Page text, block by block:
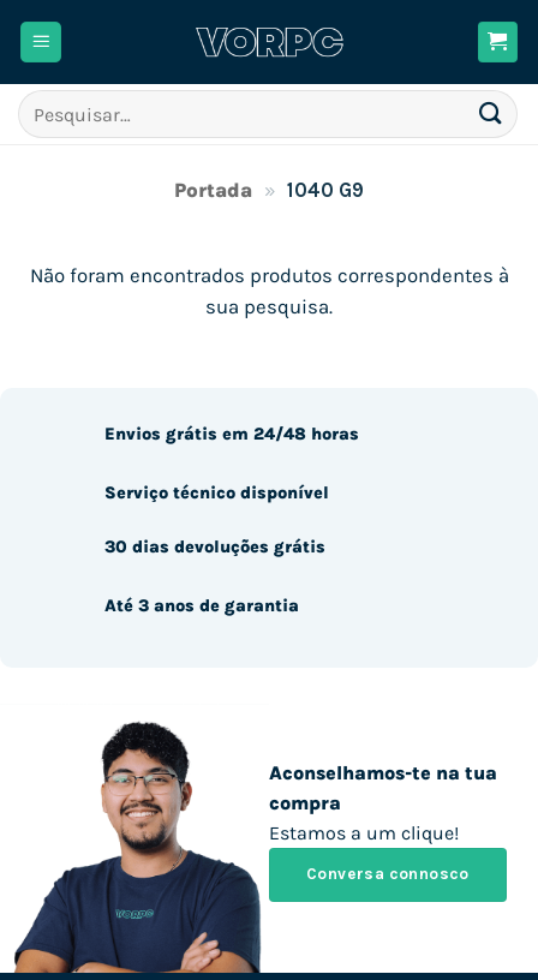
Pesquisar
por:
Portada » 1040 G9
Não foram encontrados produtos correspondentes à
sua pesquisa.
Aconselhamos-te na tua
compra
Estamos a um clique!
Conversa connosco
Envios grátis em 24/48 horas
Serviço técnico disponível
30 dias devoluções grátis
Até 3 anos de garantia